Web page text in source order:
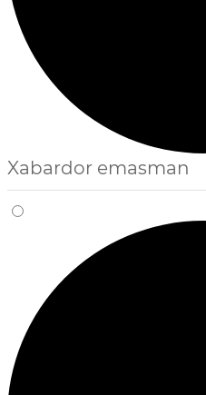
Xabardor emasman